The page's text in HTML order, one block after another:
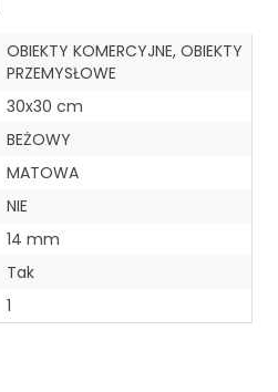
OBIEKTY KOMERCYJNE, OBIEKTY
PRZEMYSŁOWE
30x30 cm
BEŻOWY
MATOWA
NIE
14 mm
Tak
1